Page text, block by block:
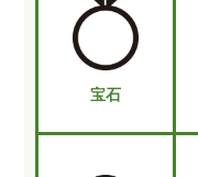
宝石